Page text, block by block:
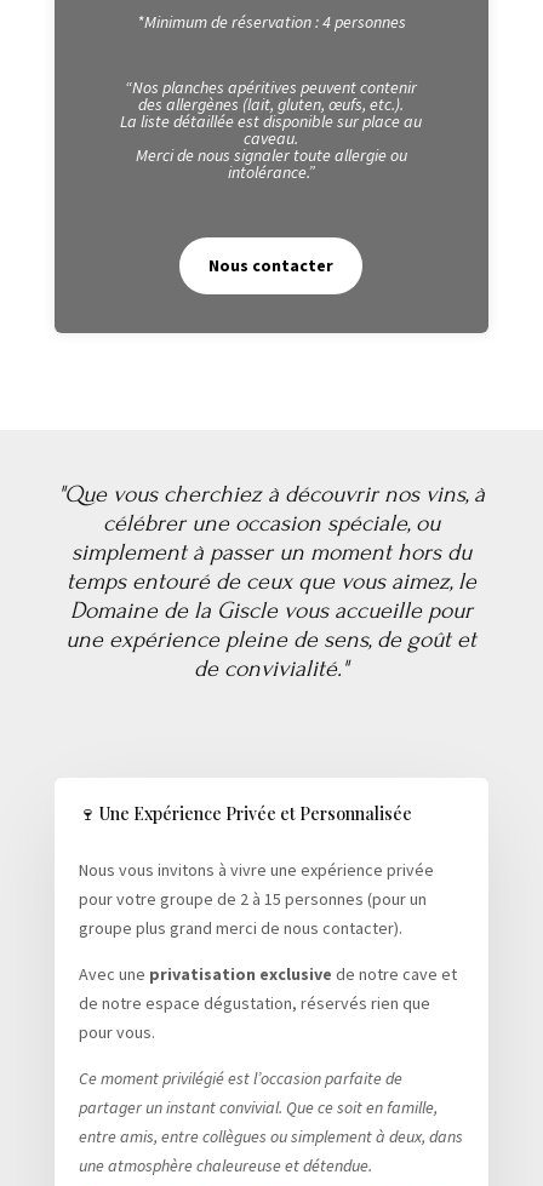
*Minimum de réservation : 4 personnes
“Nos planches apéritives peuvent contenir
des allergènes (lait, gluten, œufs, etc.).
La liste détaillée est disponible sur place au
caveau.
Merci de nous signaler toute allergie ou
intolérance.”
Nous contacter
"Que vous cherchiez à découvrir nos vins, à
célébrer une occasion spéciale, ou
simplement à passer un moment hors du
temps entouré de ceux que vous aimez, le
Domaine de la Giscle vous accueille pour
une expérience pleine de sens, de goût et
de convivialité."
🍷 Une Expérience Privée et Personnalisée
Nous vous invitons à vivre une expérience privée
pour votre groupe de 2 à 15 personnes (pour un
groupe plus grand merci de nous contacter).
Avec une privatisation exclusive de notre cave et
de notre espace dégustation, réservés rien que
pour vous.
Ce moment privilégié est l’occasion parfaite de
partager un instant convivial. Que ce soit en famille,
entre amis, entre collègues ou simplement à deux, dans
une atmosphère chaleureuse et détendue.